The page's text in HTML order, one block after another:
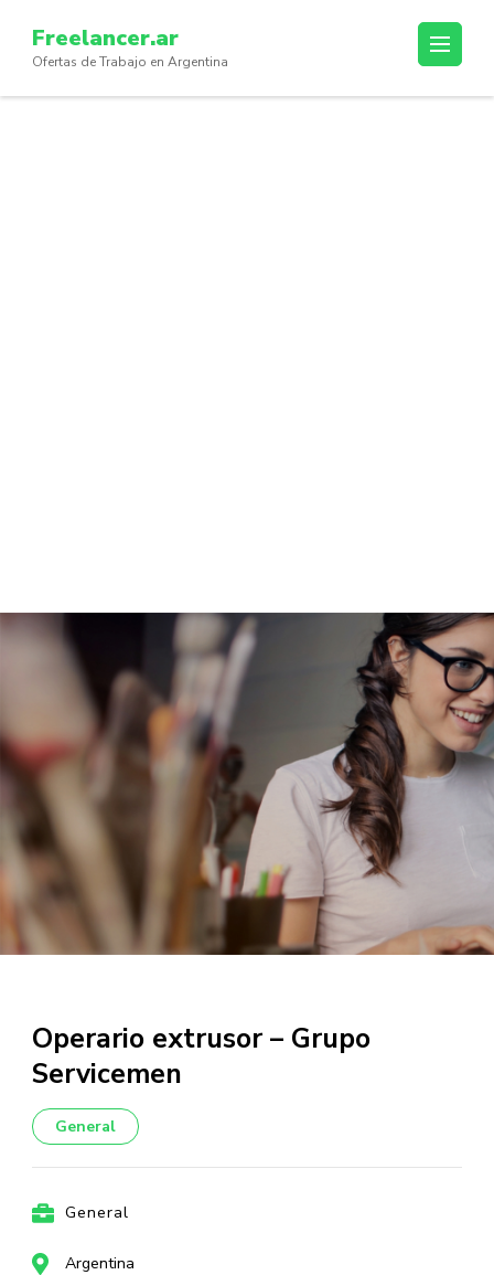
content
(Press
Freelancer.ar
Ofertas de Trabajo en Argentina
Operario extrusor – Grupo
Servicemen
General
General
Argentina